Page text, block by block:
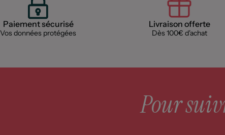
Paiement sécurisé
Vos données protégées
Livraison offerte
Dès 100€ d'achat
Pour